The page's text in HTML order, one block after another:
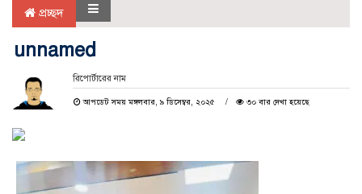
প্রচ্ছদ
unnamed
রিপোর্টারের নাম
আপডেট সময় মঙ্গলবার, ৯ ডিসেম্বর, ২০২৫ ৩০ বার দেখা হয়েছে